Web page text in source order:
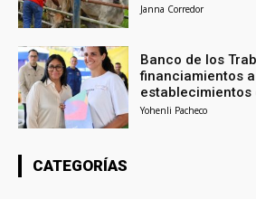
Janna Corredor
Banco de los
financiamientos
establecimientos
Yohenli Pacheco
CATEGORÍAS